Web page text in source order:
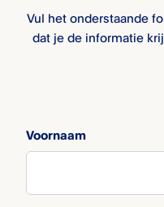
Vul het onderstaande
dat je de informatie
Voornaam